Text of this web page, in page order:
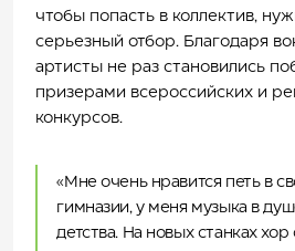
чтобы попасть в коллектив,
серьезный отбор. Благодаря
артисты не раз становились
призерами всероссийских и
конкурсов.
«Мне очень нравится петь в
гимназии, у меня музыка в
детства. На новых станках